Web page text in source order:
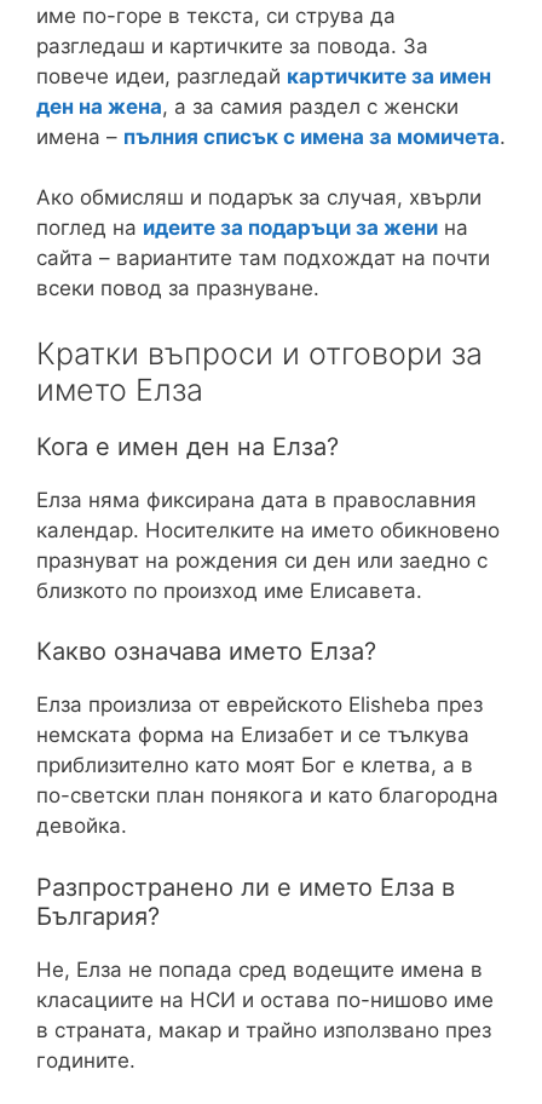
име по-горе в текста, си струва да
разгледаш и картичките за повода. За
повече идеи, разгледай картичките за имен
ден на жена, а за самия раздел с женски
имена – пълния списък с имена за момичета.
Ако обмисляш и подарък за случая, хвърли
поглед на идеите за подаръци за жени на
сайта – вариантите там подхождат на почти
всеки повод за празнуване.
Кратки въпроси и отговори за
името Елза
Кога е имен ден на Елза?
Елза няма фиксирана дата в православния
календар. Носителките на името обикновено
празнуват на рождения си ден или заедно с
близкото по произход име Елисавета.
Какво означава името Елза?
Елза произлиза от еврейското Elisheba през
немската форма на Елизабет и се тълкува
приблизително като моят Бог е клетва, а в
по-светски план понякога и като благородна
девойка.
Разпространено ли е името Елза в
България?
Не, Елза не попада сред водещите имена в
класациите на НСИ и остава по-нишово име
в страната, макар и трайно използвано през
годините.